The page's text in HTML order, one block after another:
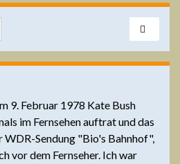
9. Februar 1978 Kate Bush
im Fernsehen auftrat und das
WDR-Sendung "Bio's Bahnhof",
vor dem Fernseher. Ich war